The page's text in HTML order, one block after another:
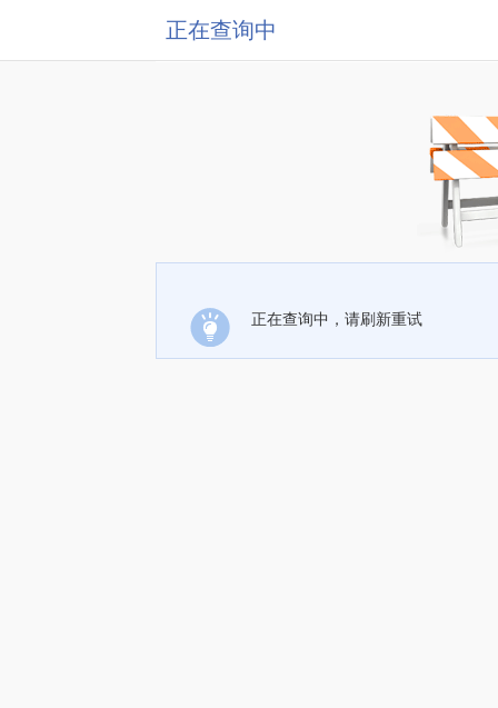
正在查询中
正在查询中，请刷新重试